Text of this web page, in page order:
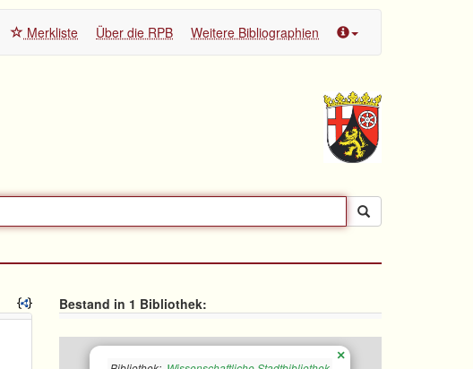
Merkliste Über die RPB Weitere Bibliographien
Bestand in 1 Bibliothek:
×